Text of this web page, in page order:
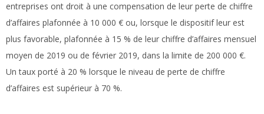
entreprises ont droit à une compensation de leur perte de chiffre
d’affaires plafonnée à 10 000 € ou, lorsque le dispositif leur est
plus favorable, plafonnée à 15 % de leur chiffre d’affaires mensuel
moyen de 2019 ou de février 2019, dans la limite de 200 000 €.
Un taux porté à 20 % lorsque le niveau de perte de chiffre
d’affaires est supérieur à 70 %.